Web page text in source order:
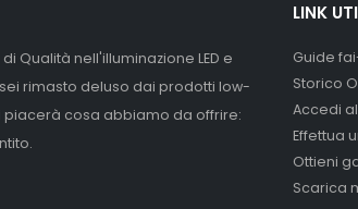
Qualità nell'illuminazione LED e
rimasto deluso dai prodotti low-
piacerà cosa abbiamo da offrire:
LINK
Guide
Storico
Accedi
Effettua
Ottieni
Scarica